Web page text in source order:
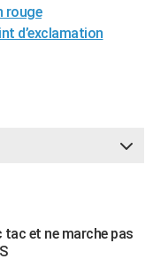
rouge
d’exclamation
et ne marche pas